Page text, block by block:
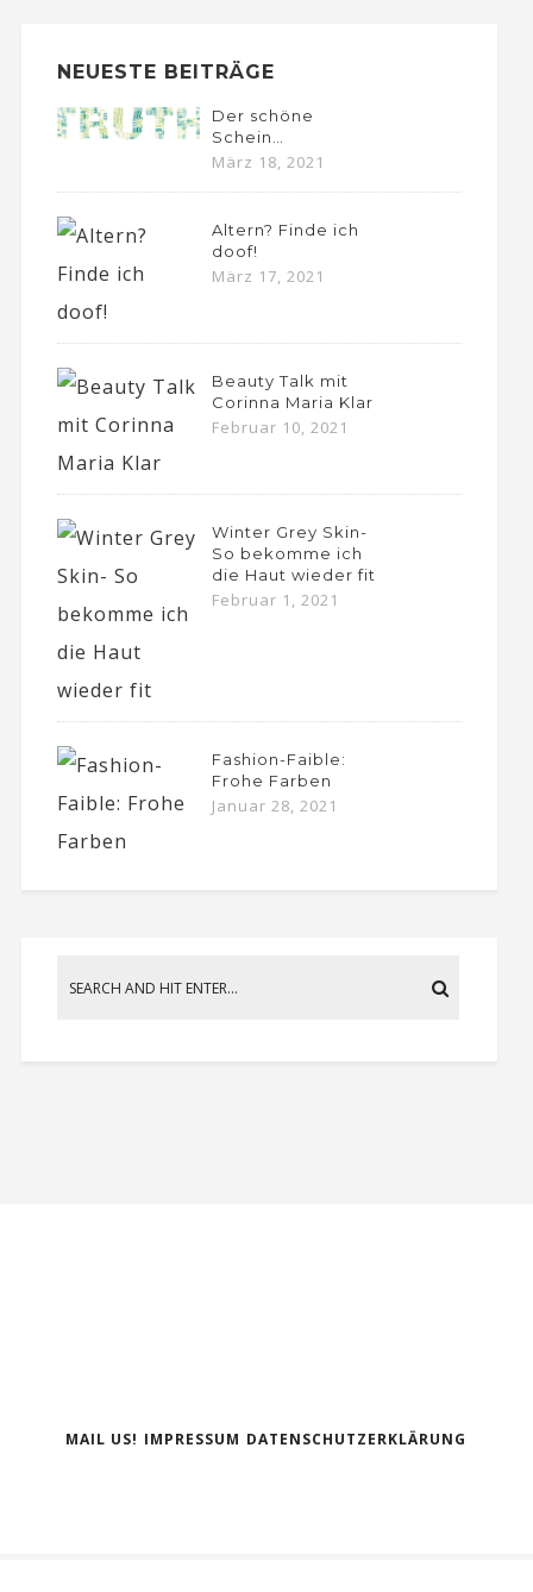
NEUESTE BEITRÄGE
Der schöne
Schein…
März 18, 2021
Altern? Finde ich
doof!
März 17, 2021
Beauty Talk mit
Corinna Maria Klar
Februar 10, 2021
Winter Grey Skin-
So bekomme ich
die Haut wieder fit
Februar 1, 2021
Fashion-Faible:
Frohe Farben
Januar 28, 2021
MAIL US! IMPRESSUM DATENSCHUTZERKLÄRUNG